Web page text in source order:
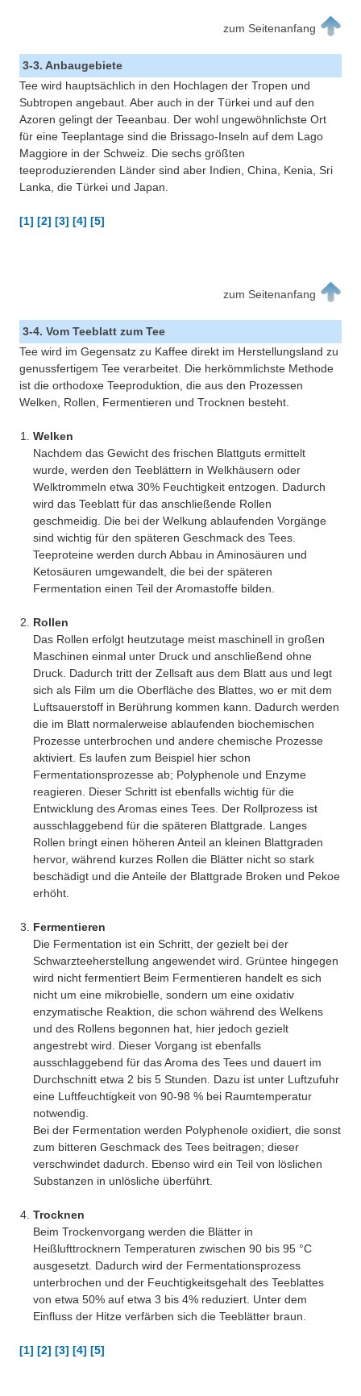
zum Seitenanfang
3-3. Anbaugebiete
Tee wird hauptsächlich in den Hochlagen der Tropen und
Subtropen angebaut. Aber auch in der Türkei und auf den
Azoren gelingt der Teeanbau. Der wohl ungewöhnlichste Ort
für eine Teeplantage sind die Brissago-Inseln auf dem Lago
Maggiore in der Schweiz. Die sechs größten
teeproduzierenden Länder sind aber Indien, China, Kenia, Sri
Lanka, die Türkei und Japan.
[1] [2] [3] [4] [5]
zum Seitenanfang
3-4. Vom Teeblatt zum Tee
Tee wird im Gegensatz zu Kaffee direkt im Herstellungsland zu
genussfertigem Tee verarbeitet. Die herkömmlichste Methode
ist die orthodoxe Teeproduktion, die aus den Prozessen
Welken, Rollen, Fermentieren und Trocknen besteht.
Welken
Nachdem das Gewicht des frischen Blattguts ermittelt
wurde, werden den Teeblättern in Welkhäusern oder
Welktrommeln etwa 30% Feuchtigkeit entzogen. Dadurch
wird das Teeblatt für das anschließende Rollen
geschmeidig. Die bei der Welkung ablaufenden Vorgänge
sind wichtig für den späteren Geschmack des Tees.
Teeproteine werden durch Abbau in Aminosäuren und
Ketosäuren umgewandelt, die bei der späteren
Fermentation einen Teil der Aromastoffe bilden.
Rollen
Das Rollen erfolgt heutzutage meist maschinell in großen
Maschinen einmal unter Druck und anschließend ohne
Druck. Dadurch tritt der Zellsaft aus dem Blatt aus und legt
sich als Film um die Oberfläche des Blattes, wo er mit dem
Luftsauerstoff in Berührung kommen kann. Dadurch werden
die im Blatt normalerweise ablaufenden biochemischen
Prozesse unterbrochen und andere chemische Prozesse
aktiviert. Es laufen zum Beispiel hier schon
Fermentationsprozesse ab; Polyphenole und Enzyme
reagieren. Dieser Schritt ist ebenfalls wichtig für die
Entwicklung des Aromas eines Tees. Der Rollprozess ist
ausschlaggebend für die späteren Blattgrade. Langes
Rollen bringt einen höheren Anteil an kleinen Blattgraden
hervor, während kurzes Rollen die Blätter nicht so stark
beschädigt und die Anteile der Blattgrade Broken und Pekoe
erhöht.
Fermentieren
Die Fermentation ist ein Schritt, der gezielt bei der
Schwarzteeherstellung angewendet wird. Grüntee hingegen
wird nicht fermentiert Beim Fermentieren handelt es sich
nicht um eine mikrobielle, sondern um eine oxidativ
enzymatische Reaktion, die schon während des Welkens
und des Rollens begonnen hat, hier jedoch gezielt
angestrebt wird. Dieser Vorgang ist ebenfalls
ausschlaggebend für das Aroma des Tees und dauert im
Durchschnitt etwa 2 bis 5 Stunden. Dazu ist unter Luftzufuhr
eine Luftfeuchtigkeit von 90-98 % bei Raumtemperatur
notwendig.
Bei der Fermentation werden Polyphenole oxidiert, die sonst
zum bitteren Geschmack des Tees beitragen; dieser
verschwindet dadurch. Ebenso wird ein Teil von löslichen
Substanzen in unlösliche überführt.
Trocknen
Beim Trockenvorgang werden die Blätter in
Heißlufttrocknern Temperaturen zwischen 90 bis 95 °C
ausgesetzt. Dadurch wird der Fermentationsprozess
unterbrochen und der Feuchtigkeitsgehalt des Teeblattes
von etwa 50% auf etwa 3 bis 4% reduziert. Unter dem
Einfluss der Hitze verfärben sich die Teeblätter braun.
[1] [2] [3] [4] [5]